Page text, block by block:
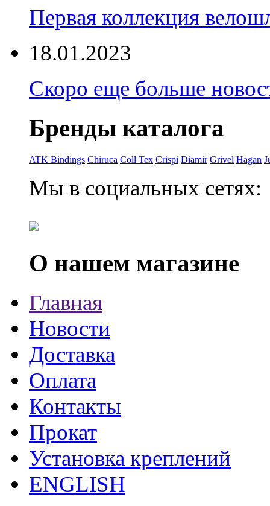
Первая коллекция
18.01.2023
Скоро еще больше
Бренды каталога
ATK Bindings Chiruca Coll Tex Crispi Diamir Grivel Hagan
Мы в социальных сетях:
О нашем магазине
Главная
Новости
Доставка
Оплата
Контакты
Прокат
Установка креплений
ENGLISH